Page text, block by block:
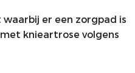
er een zorgpad is
knieartrose volgens